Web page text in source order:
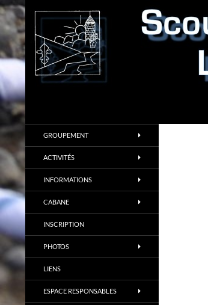
Aller
au
contenu
GROUPEMENT
ACTIVITÉS
INFORMATIONS
CABANE
INSCRIPTION
PHOTOS
LIENS
ESPACE RESPONSABLES